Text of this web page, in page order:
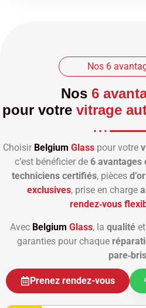
Nos 6
Nos 6
pour votre vitrage
Choisir Belgium Glass pour votre
c’est bénéficier de 6 avantages
techniciens certifiés, pièces
exclusives, prise en charge
rendez‑vous
Avec Belgium Glass, la qualité
garanties pour chaque
Prenez rendez-vous